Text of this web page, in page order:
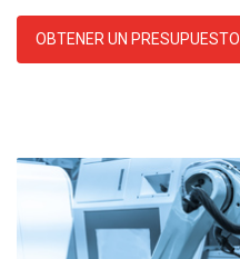
OBTENER UN PRESUPUESTO